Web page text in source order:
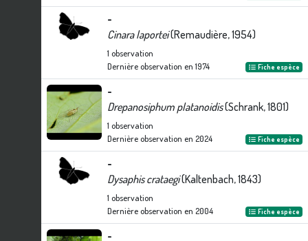
-
Cinara laportei(Remaudière, 1954)
1 observation
Dernière observation en 1974 Fiche espèce
-
Drepanosiphum platanoidis(Schrank, 1801)
1 observation
Dernière observation en 2024 Fiche espèce
-
Dysaphis crataegi(Kaltenbach, 1843)
1 observation
Dernière observation en 2004 Fiche espèce
-